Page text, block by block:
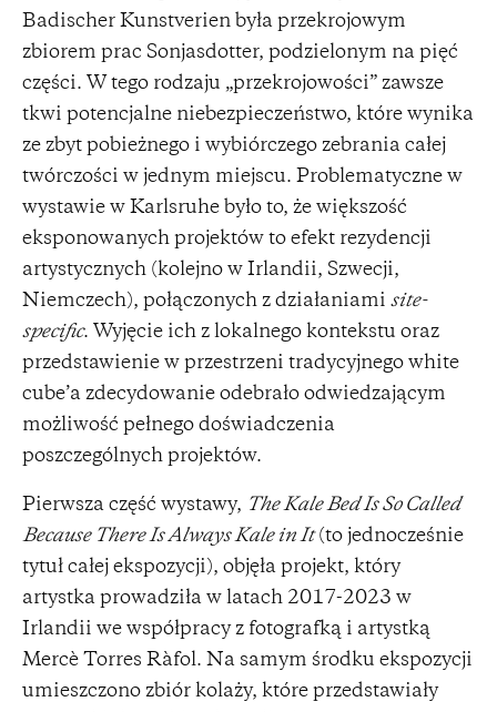
Badischer Kunstverien była przekrojowym
zbiorem prac Sonjasdotter, podzielonym na pięć
części. W tego rodzaju „przekrojowości” zawsze
tkwi potencjalne niebezpieczeństwo, które wynika
ze zbyt pobieżnego i wybiórczego zebrania całej
twórczości w jednym miejscu. Problematyczne w
wystawie w Karlsruhe było to, że większość
eksponowanych projektów to efekt rezydencji
artystycznych (kolejno w Irlandii, Szwecji,
Niemczech), połączonych z działaniami site-
specific. Wyjęcie ich z lokalnego kontekstu oraz
przedstawienie w przestrzeni tradycyjnego white
cube’a zdecydowanie odebrało odwiedzającym
możliwość pełnego doświadczenia
poszczególnych projektów.
Pierwsza część wystawy, The Kale Bed Is So Called
Because There Is Always Kale in It(to jednocześnie
tytuł całej ekspozycji), objęła projekt, który
artystka prowadziła w latach 2017-2023 w
Irlandii we współpracy z fotografką i artystką
Mercè Torres Ràfol. Na samym środku ekspozycji
umieszczono zbiór kolaży, które przedstawiały